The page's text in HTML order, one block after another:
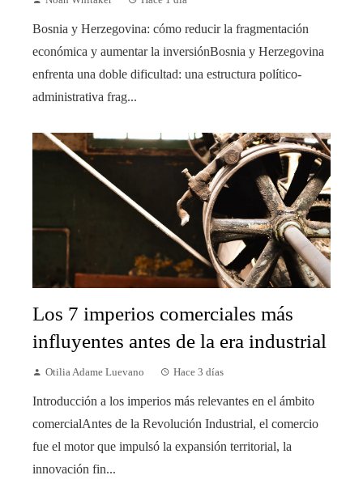
Bosnia y Herzegovina: cómo reducir la fragmentación
económica y aumentar la inversiónBosnia y Herzegovina
enfrenta una doble dificultad: una estructura político-
administrativa frag...
Los 7 imperios comerciales más
influyentes antes de la era industrial
Otilia Adame Luevano Hace 3 días
Introducción a los imperios más relevantes en el ámbito
comercialAntes de la Revolución Industrial, el comercio
fue el motor que impulsó la expansión territorial, la
innovación fin...